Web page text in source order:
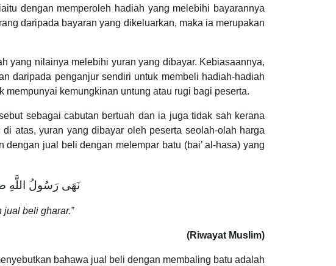
dengan memperoleh hadiah yang melebihi bayarannya
daripada bayaran yang dikeluarkan, maka ia merupakan
yang nilainya melebihi yuran yang dibayar. Kebiasaannya,
daripada penganjur sendiri untuk membeli hadiah-hadiah
kemungkinan untung atau rugi bagi peserta.
sebagai cabutan bertuah dan ia juga tidak sah kerana
atas, yuran yang dibayar oleh peserta seolah-olah harga
jual beli dengan melempar batu (bai’ al-hasa) yang
نَهَى رَسُولُ اللَّهِ
beli gharar.”
(Riwayat Muslim)
bahawa jual beli dengan membaling batu adalah